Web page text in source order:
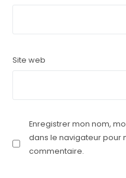
Site web
Enregistrer mon nom,
dans le navigateur pour
commentaire.